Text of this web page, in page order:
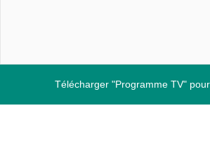
Télécharger "Programme TV"